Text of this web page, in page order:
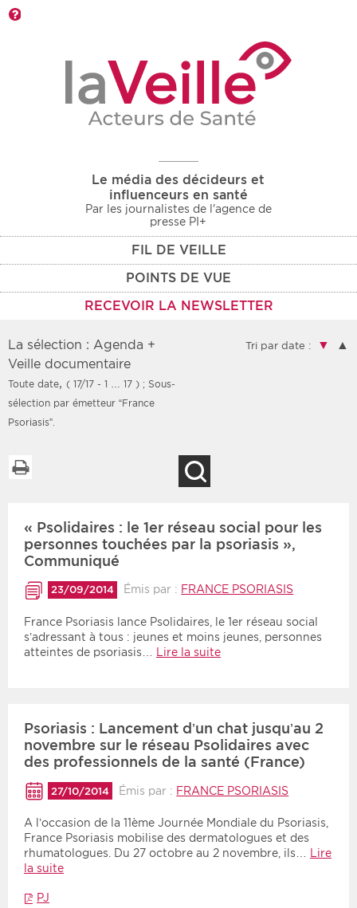
Le média des décideurs et
influenceurs en santé
Par les journalistes de l'agence de
presse PI+
FIL DE VEILLE
POINTS DE VUE
RECEVOIR LA NEWSLETTER
derniers jours
Recherche par mots clés
Les deux
Secteur
Protection sociale
Zone géographique
Choisir une zone
Période
Choisir une date de débutChoisir une date de fin
Tri
Chronologique
Inversé
La sélection : Agenda +
Veille documentaire
Toute date, ( 17/17 - 1 … 17 ) ; Sous-
sélection par émetteur “France
Psoriasis”.
Tri par date : ▼ ▲
« Psolidaires : le 1er réseau social pour les
personnes touchées par la psoriasis »,
Communiqué
23/09/2014 Émis par : FRANCE PSORIASIS
France Psoriasis lance Psolidaires, le 1er réseau social
s’adressant à tous : jeunes et moins jeunes, personnes
atteintes de psoriasis…
Lire la suite
Psoriasis : Lancement d’un chat jusqu’au 2
novembre sur le réseau Psolidaires avec
des professionnels de la santé (France)
27/10/2014 Émis par : FRANCE PSORIASIS
A l’occasion de la 11ème Journée Mondiale du Psoriasis,
France Psoriasis mobilise des dermatologues et des
rhumatologues. Du 27 octobre au 2 novembre, ils…
Lire
la suite
PJ